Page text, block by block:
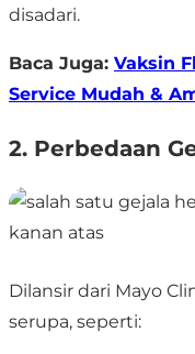
disadari.
Baca Juga: Vaksin
Service Mudah &
2. Perbedaan
Dilansir dari Mayo
serupa, seperti: